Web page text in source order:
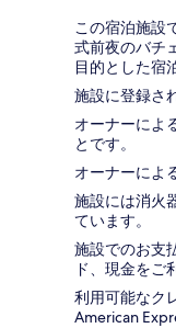
この宿泊施設
式前夜のバチ
目的とした宿
施設に登録さ
オーナーによ
とです。
オーナーによ
施設には消火
ています。
施設でのお支
ド、現金をご
利用可能なク
American